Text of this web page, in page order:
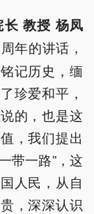
教授 杨凤
年的讲话，
记历史，缅
珍爱和平，
的，也是这
，我们提出
带一路”，这
人民，从自
，深深认识